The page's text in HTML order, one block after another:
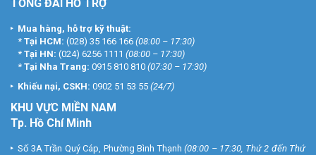
TỔNG ĐÀI HỖ TRỢ
Mua hàng, hỗ trợ kỹ thuật:
* Tại HCM: (028) 35 166 166 (08:00 – 17:30)
* Tại HN: (024) 6256 1111 (08:00 – 17:30)
* Tại Nha Trang: 0915 810 810 (07:30 – 17:30)
Khiếu nại, CSKH: 0902 51 53 55 (24/7)
KHU VỰC MIỀN NAM
Tp. Hồ Chí Minh
Số 3A Trần Quý Cáp, Phường Bình Thạnh (08:00 – 17:30, Thứ 2 đến Thứ